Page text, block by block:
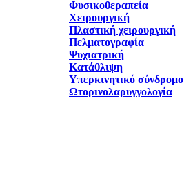
Φυσικοθεραπεία
Χειρουργική
Πλαστική χειρουργική
Πελματογραφία
Ψυχιατρική
Κατάθλιψη
Υπερκινητικό σύνδρομο
Ωτορινολαρυγγολογία